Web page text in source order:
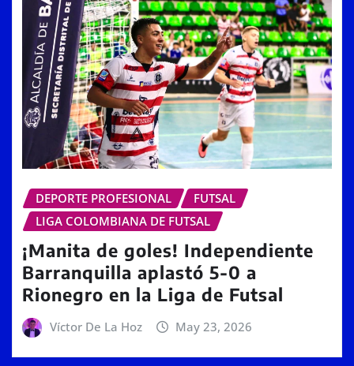
DEPORTE PROFESIONAL
FUTSAL
LIGA COLOMBIANA DE FUTSAL
¡Manita de goles! Independiente
Barranquilla aplastó 5-0 a
Rionegro en la Liga de Futsal
Víctor De La Hoz May 23, 2026